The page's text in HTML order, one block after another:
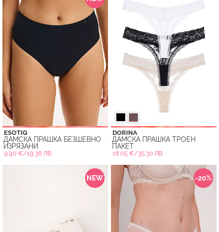
ESOTIQ
ДАМСКА ПРАШКА БЕЗШЕВНО
ИЗРЯЗАНИ
9.90 €/19.36 ЛВ.
DORINA
ДАМСКА ПРАШКА ТРОЕН
ПАКЕТ
18.05 €/35.30 ЛВ.
NEW -20%